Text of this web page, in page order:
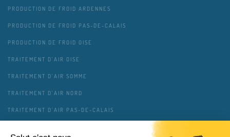
PRODUCTION DE FROID ARDENNES
PRODUCTION DE FROID PAS-DE-CALAIS
PRODUCTION DE FROID OISE
TRAITEMENT D'AIR OISE
TRAITEMENT D'AIR SOMME
TRAITEMENT D'AIR NORD
TRAITEMENT D'AIR PAS-DE-CALAIS